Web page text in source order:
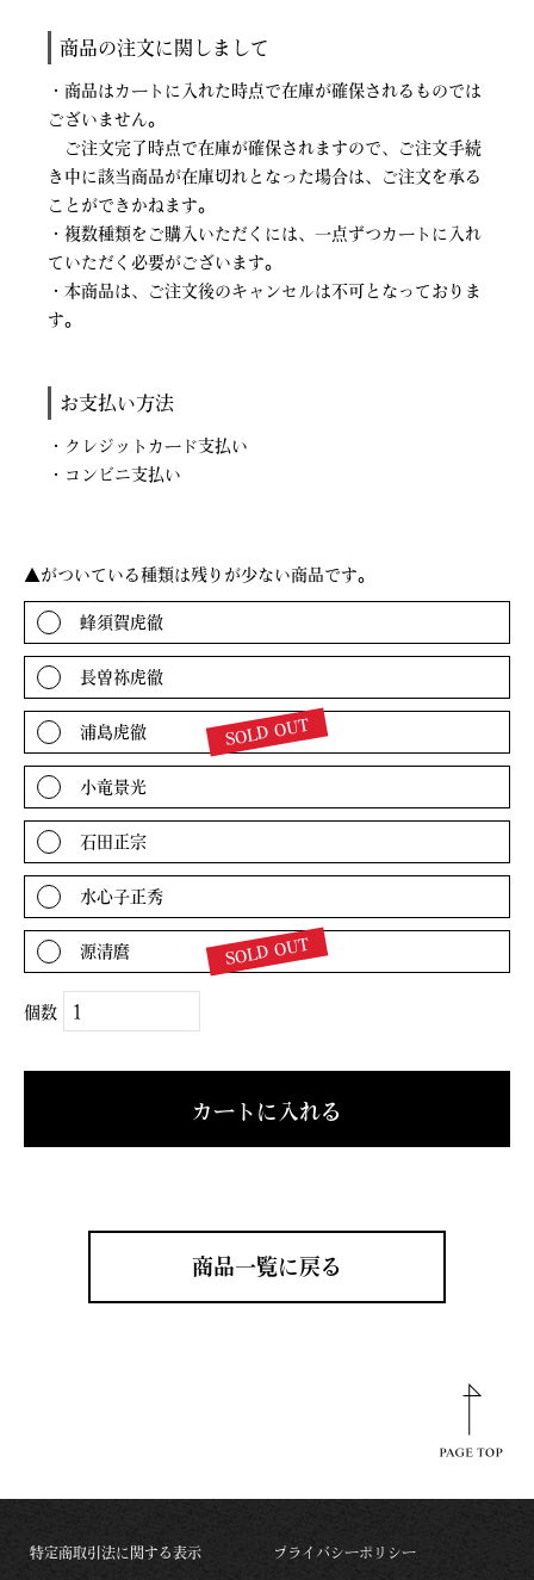
商品の注文に関しまして
・商品はカートに入れた時点で在庫が確保されるものでは
ございません。
ご注文完了時点で在庫が確保されますので、ご注文手続
き中に該当商品が在庫切れとなった場合は、ご注文を承る
ことができかねます。
・複数種類をご購入いただくには、一点ずつカートに入れ
ていただく必要がございます。
・本商品は、ご注文後のキャンセルは不可となっておりま
す。
お支払い方法
・クレジットカード支払い
・コンビニ支払い
▲ がついている種類は残りが少ない商品です。
蜂須賀虎徹
長曽祢虎徹
浦島虎徹 SOLD OUT
小竜景光
石田正宗
水心子正秀
源清麿 SOLD OUT
個数
カートに入れる
商品一覧に戻る
特定商取引法に関する表示 プライバシーポリシー